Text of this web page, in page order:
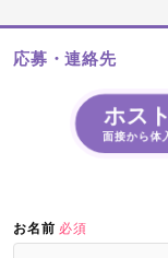
応募・連絡先
ホス
面接から体
お名前 必須